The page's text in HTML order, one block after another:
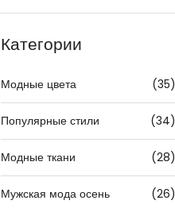
Категории
Модные цвета (35)
Популярные стили (34)
Модные ткани (28)
Мужская мода осень (26)